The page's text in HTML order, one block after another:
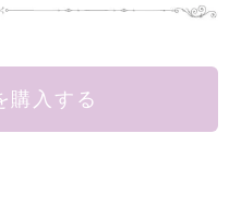
購入する